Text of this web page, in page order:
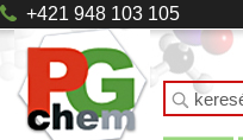
+421 948 103 105